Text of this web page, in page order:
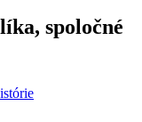
spoločné